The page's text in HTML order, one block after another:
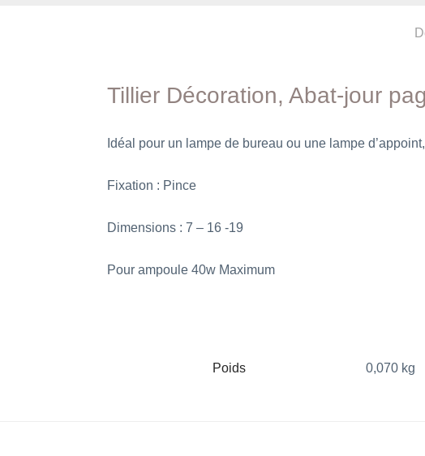
Tillier Décoration, Abat-jour
Idéal pour un lampe de bureau ou une lampe
Fixation : Pince
Dimensions : 7 – 16 -19
Pour ampoule 40w Maximum
Poids 0,070 kg